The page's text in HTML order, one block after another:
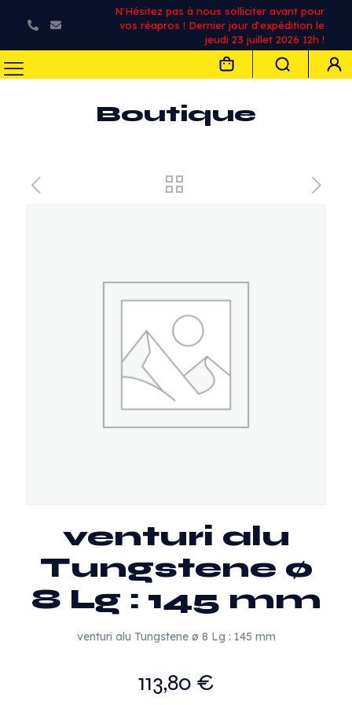
N'Hésitez pas à nous solliciter avant pour
vos réapros ! Dernier jour d'expédition le
jeudi 23 juillet 2026 12h !
Boutique
venturi alu
Tungstene ø
8 Lg : 145 mm
venturi alu Tungstene ø 8 Lg : 145 mm
113,80€